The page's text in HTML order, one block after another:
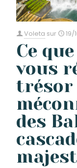
Voleta sur 19/
Ce
vous
des